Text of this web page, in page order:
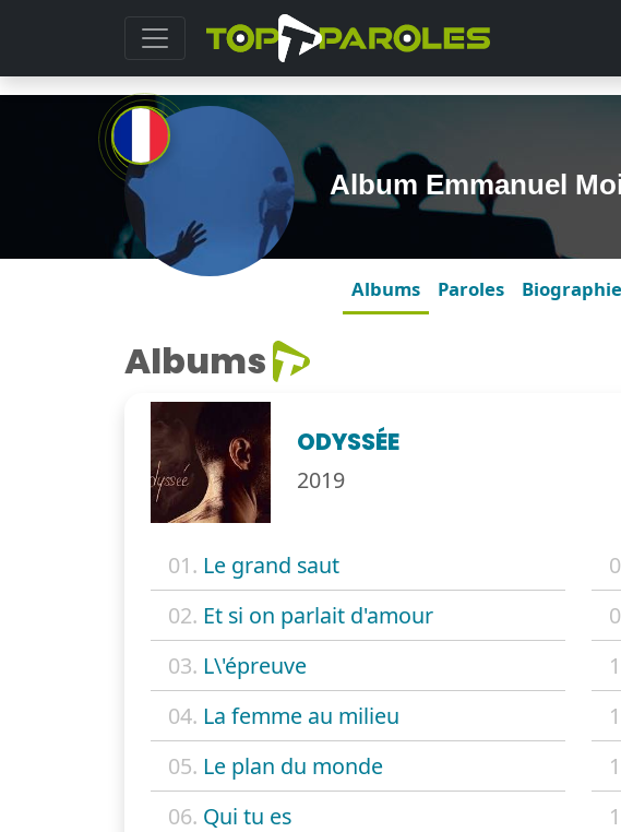
Album Emmanuel
Albums Paroles Biographie
Albums
ODYSSÉE
2019
01. Le grand saut
02. Et si on parlait d'amour
03. L\'épreuve
04. La femme au milieu
05. Le plan du monde
06. Qui tu es